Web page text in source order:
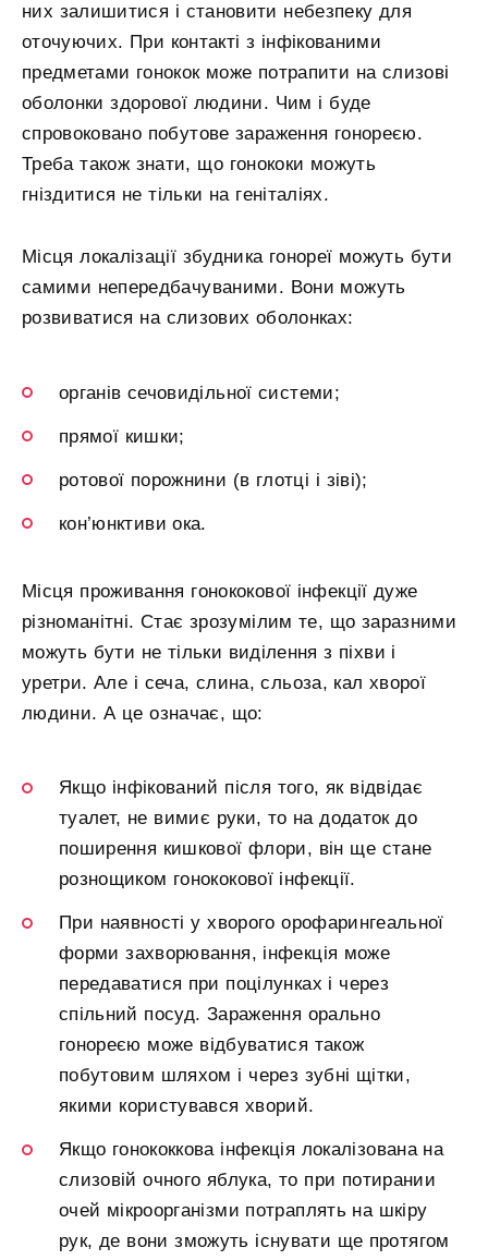
них залишитися і становити небезпеку для
оточуючих. При контакті з інфікованими
предметами гонокок може потрапити на слизові
оболонки здорової людини. Чим і буде
спровоковано побутове зараження гонореєю.
Треба також знати, що гонококи можуть
гніздитися не тільки на геніталіях.
Місця локалізації збудника гонореї можуть бути
самими непередбачуваними. Вони можуть
розвиватися на слизових оболонках:
органів сечовидільної системи;
прямої кишки;
ротової порожнини (в глотці і зіві);
кон’юнктиви ока.
Місця проживання гонококової інфекції дуже
різноманітні. Стає зрозумілим те, що заразними
можуть бути не тільки виділення з піхви і
уретри. Але і сеча, слина, сльоза, кал хворої
людини. А це означає, що:
Якщо інфікований після того, як відвідає
туалет, не вимиє руки, то на додаток до
поширення кишкової флори, він ще стане
рознощиком гонококової інфекції.
При наявності у хворого орофарингеальної
форми захворювання, інфекція може
передаватися при поцілунках і через
спільний посуд. Зараження орально
гонореєю може відбуватися також
побутовим шляхом і через зубні щітки,
якими користувався хворий.
Якщо гонококкова інфекція локалізована на
слизовій очного яблука, то при потирании
очей мікроорганізми потраплять на шкіру
рук, де вони зможуть існувати ще протягом